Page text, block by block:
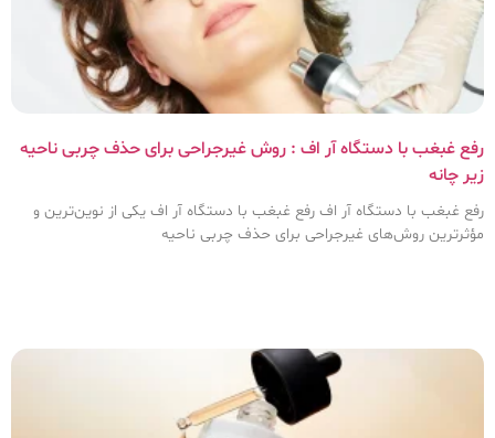
رفع غبغب با دستگاه آر اف : روش غیرجراحی برای حذف چربی ناحیه
زیر چانه
رفع غبغب با دستگاه آر اف رفع غبغب با دستگاه آر اف یکی از نوین‌ترین و
مؤثرترین روش‌های غیرجراحی برای حذف چربی ناحیه